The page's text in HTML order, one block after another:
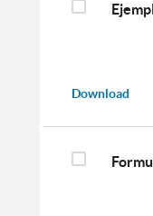
Download